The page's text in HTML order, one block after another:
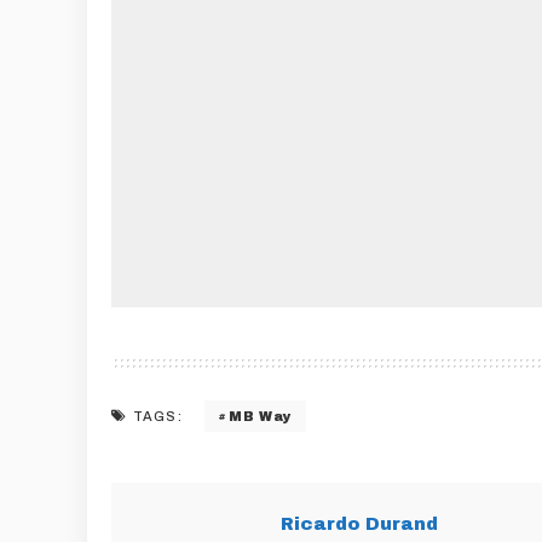
TAGS: MB Way
Ricardo Durand